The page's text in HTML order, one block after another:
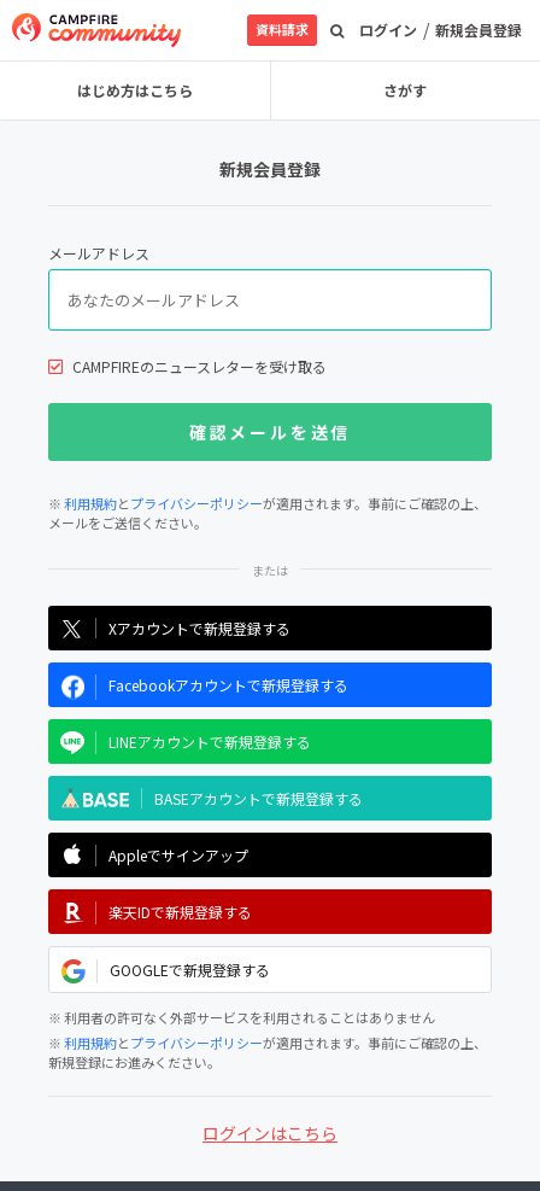
ログイン / 新規会員登録
資料請求
はじめ方はこちら さがす
新規会員登録
メールアドレス
CAMPFIREのニュースレターを受け取る
※利用規約とプライバシーポリシーが適用されます。事前にご確認の上、
メールをご送信ください。
Xアカウントで新規登録する
Facebookアカウントで新規登録する
LINEアカウントで新規登録する
BASEアカウントで新規登録する
Appleでサインアップ
楽天IDで新規登録する
GOOGLEで新規登録する
※ 利用者の許可なく外部サービスを利用されることはありません
※利用規約とプライバシーポリシーが適用されます。事前にご確認の上、
新規登録にお進みください。
ログインはこちら